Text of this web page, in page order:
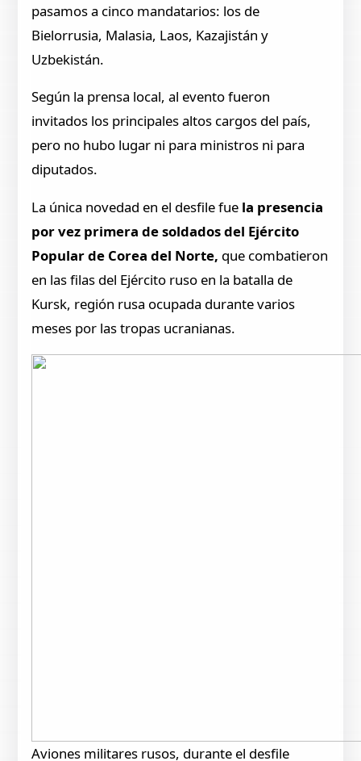
pasamos a cinco mandatarios: los de
Bielorrusia, Malasia, Laos, Kazajistán y
Uzbekistán.
Según la prensa local, al evento fueron
invitados los principales altos cargos del país,
pero no hubo lugar ni para ministros ni para
diputados.
La única novedad en el desfile fue la presencia
por vez primera de soldados del Ejército
Popular de Corea del Norte, que combatieron
en las filas del Ejército ruso en la batalla de
Kursk, región rusa ocupada durante varios
meses por las tropas ucranianas.
Aviones militares rusos, durante el desfile